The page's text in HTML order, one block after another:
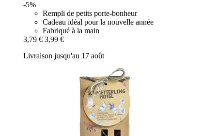
-5%
Rempli de petits porte-bonheur
Cadeau idéal pour la nouvelle année
Fabriqué à la main
3,79 € 3,99 €
Livraison jusqu'au 17 août